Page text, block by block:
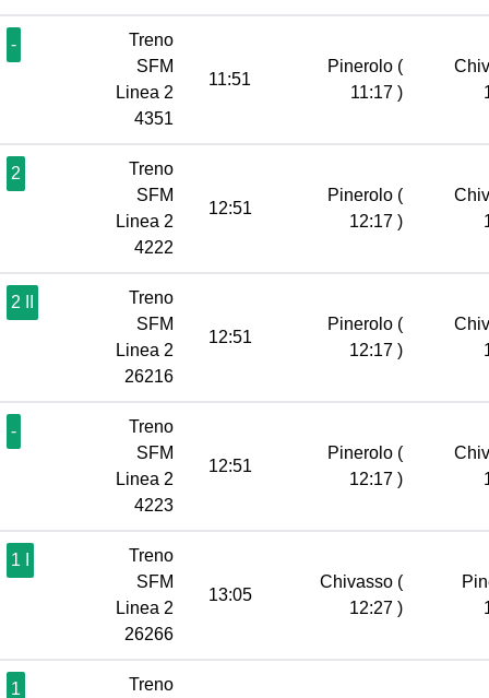
-
Treno
SFM
Linea 2
4351
11:51
Pinerolo (
11:17 )
2
Treno
SFM
Linea 2
4222
12:51
Pinerolo (
12:17 )
2 II
Treno
SFM
Linea 2
26216
12:51
Pinerolo (
12:17 )
-
Treno
SFM
Linea 2
4223
12:51
Pinerolo (
12:17 )
1 I
Treno
SFM
Linea 2
26266
13:05
Chivasso (
12:27 )
1 Treno